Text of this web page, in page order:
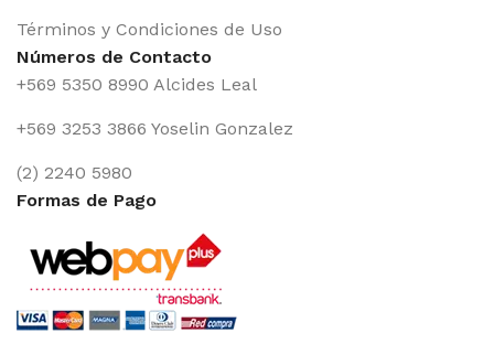
Términos y Condiciones de Uso
Números de Contacto
+569 5350 8990 Alcides Leal
+569 3253 3866 Yoselin Gonzalez
(2) 2240 5980
Formas de Pago